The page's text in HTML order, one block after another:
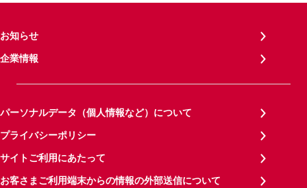
お知らせ
企業情報
パーソナルデータ（個人情報など）について
プライバシーポリシー
サイトご利用にあたって
お客さまご利用端末からの情報の外部送信について